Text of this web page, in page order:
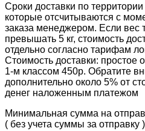
Сроки доставки по
которые отсчитываются с
заказа менеджером. Если вес
превышать 5 кг, стоимость
отдельно согласно тарифам
Стоимость доставки: простое
1-м классом 450р. Обратите
дополнительно около 5% от
денег наложенным платежом
Минимальная сумма на
( без учета суммы за отправку )